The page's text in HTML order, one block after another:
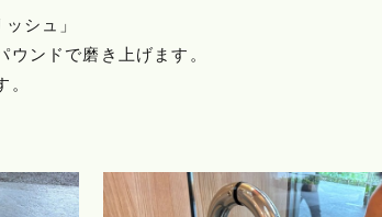
シュ」
ンドで磨き上げます。